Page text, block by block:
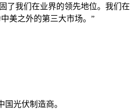
了我们在业界的领先地位。我们在
美之外的第三大市场。”
光伏制造商。